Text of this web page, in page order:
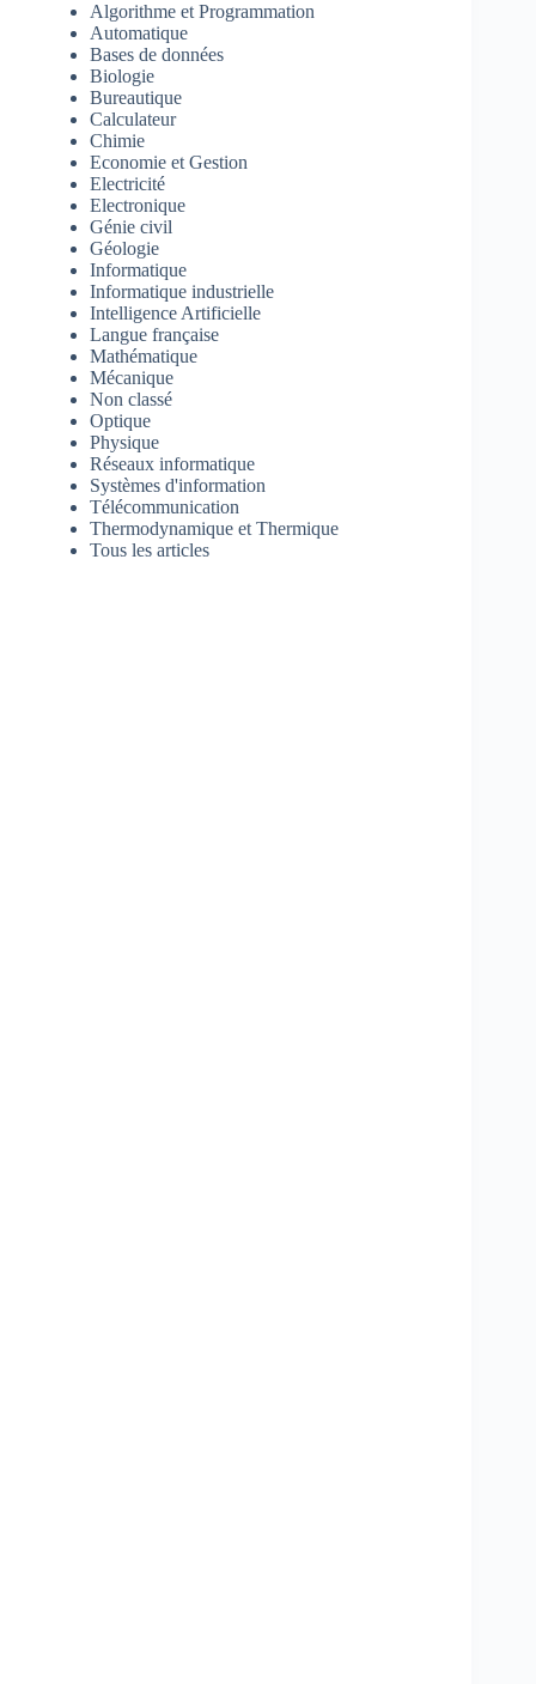
Algorithme et Programmation
Automatique
Bases de données
Biologie
Bureautique
Calculateur
Chimie
Economie et Gestion
Electricité
Electronique
Génie civil
Géologie
Informatique
Informatique industrielle
Intelligence Artificielle
Langue française
Mathématique
Mécanique
Non classé
Optique
Physique
Réseaux informatique
Systèmes d'information
Télécommunication
Thermodynamique et Thermique
Tous les articles